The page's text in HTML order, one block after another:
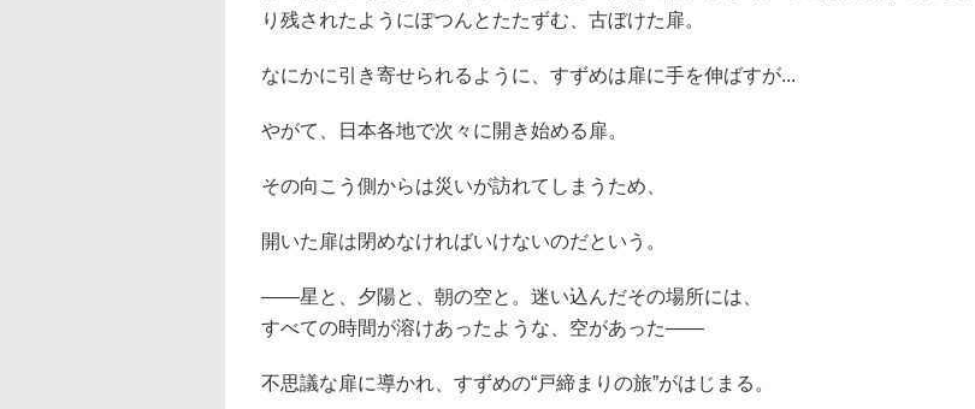
り残されたようにぽつんとたたずむ、古ぼけた扉。
なにかに引き寄せられるように、すずめは扉に手を伸ばすが...
やがて、日本各地で次々に開き始める扉。
その向こう側からは災いが訪れてしまうため、
開いた扉は閉めなければいけないのだという。
――星と、夕陽と、朝の空と。迷い込んだその場所には、
すべての時間が溶けあったような、空があった――
不思議な扉に導かれ、すずめの“戸締まりの旅”がはじまる。